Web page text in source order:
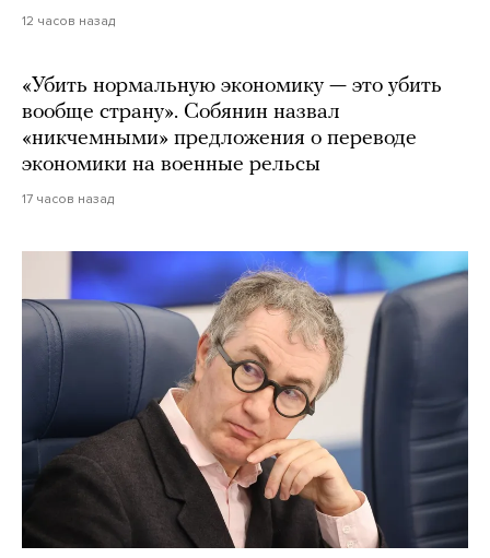
12 часов назад
«Убить нормальную экономику — это убить
вообще страну». Собянин назвал
«никчемными» предложения о переводе
экономики на военные рельсы
17 часов назад